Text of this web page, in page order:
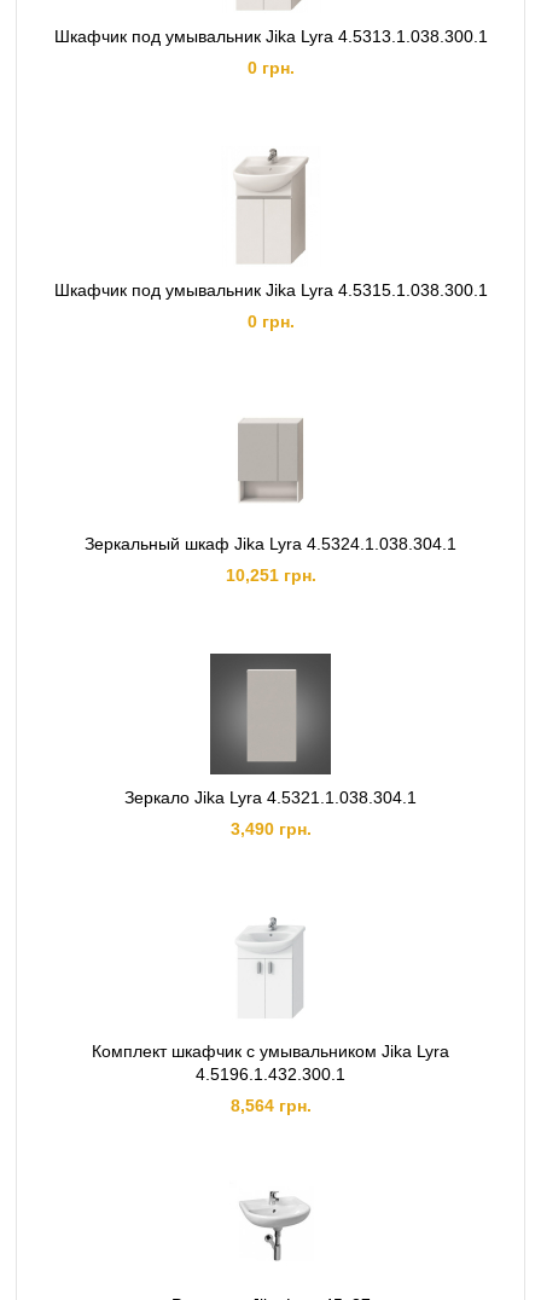
Шкафчик под умывальник Jika Lyra 4.5313.1.038.300.1
0 грн.
Шкафчик под умывальник Jika Lyra 4.5315.1.038.300.1
0 грн.
Зеркальный шкаф Jika Lyra 4.5324.1.038.304.1
10,251 грн.
Зеркало Jika Lyra 4.5321.1.038.304.1
3,490 грн.
Комплект шкафчик с умывальником Jika Lyra
4.5196.1.432.300.1
8,564 грн.